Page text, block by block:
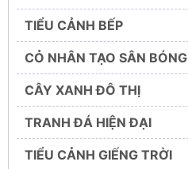
TIỂU CẢNH BẾP
CỎ NHÂN TẠO SÂN BÓNG
CÂY XANH ĐÔ THỊ
TRANH ĐÁ HIỆN ĐẠI
TIỂU CẢNH GIẾNG TRỜI